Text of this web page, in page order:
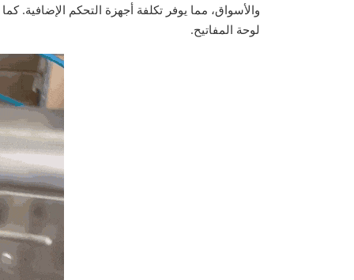
والأسواق، مما يوفر تكلفة أجهزة التحكم
لوحة المفاتيح.